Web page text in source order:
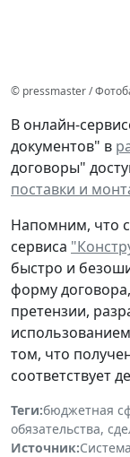
© pressmaster /
В онлайн-
документов" в
договоры"
поставки и
Напомним, что
сервиса
быстро и
форму
претензии,
том, что
соответствует
Теги:бюджетная
обязательства,
Источник: